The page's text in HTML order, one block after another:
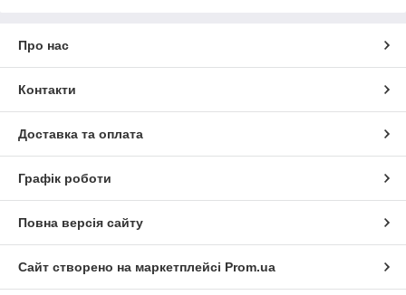
Про нас
Контакти
Доставка та оплата
Графік роботи
Повна версія сайту
Сайт створено на маркетплейсі Prom.ua